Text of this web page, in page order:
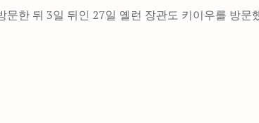
한 뒤 3일 뒤인 27일 옐런 장관도 키이우를 방문